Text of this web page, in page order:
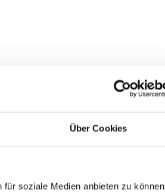
Über Cookies
soziale Medien anbieten zu können